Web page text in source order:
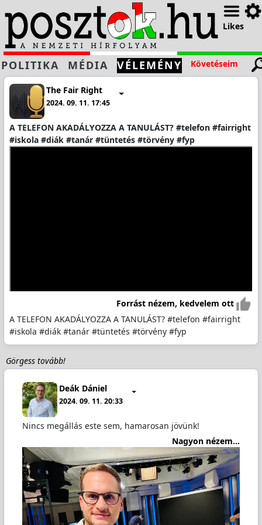
Likes
POLITIKA MÉDIA VÉLEMÉNY Követéseim
The Fair Right
2024. 09. 11. 17:45
A TELEFON AKADÁLYOZZA A TANULÁST? #telefon #fairright
#iskola #diák #tanár #tüntetés #törvény #fyp
Forrást nézem, kedvelem ott
A TELEFON AKADÁLYOZZA A TANULÁST? #telefon #fairright
#iskola #diák #tanár #tüntetés #törvény #fyp
Görgess tovább!
Deák Dániel
2024. 09. 11. 20:33
Nincs megállás este sem, hamarosan jövünk!
Nagyon nézem...